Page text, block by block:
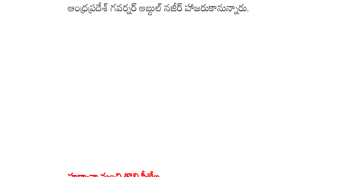
ఆంధ్రప్రదేశ్‌ గవర్నర్‌ అబ్దుల్‌ నజీర్‌ హాజరుకానున్నారు.